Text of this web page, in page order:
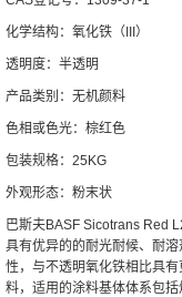
化学结构：氧化铁（III）
透明度：半透明
产品类别：无机颜料
色相或色光：棕红色
包装规格：25KG
外观形态：粉末状
巴斯夫BASF Sicotrans Red
具有优异的的耐光耐候、耐
性，与不透明氧化铁相比具
料，适用的涂料基体体系包